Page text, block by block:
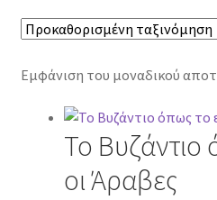
Επικοινωνία
Εμφάνιση του μοναδικού
Το Βυζάντιο
οι Άραβες